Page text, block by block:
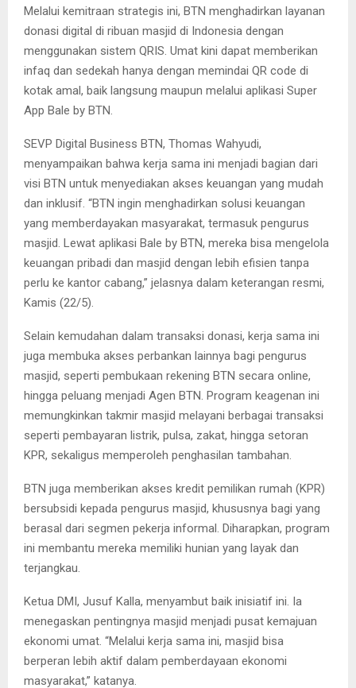
Melalui kemitraan strategis ini, BTN menghadirkan layanan
donasi digital di ribuan masjid di Indonesia dengan
menggunakan sistem QRIS. Umat kini dapat memberikan
infaq dan sedekah hanya dengan memindai QR code di
kotak amal, baik langsung maupun melalui aplikasi Super
App Bale by BTN.
SEVP Digital Business BTN, Thomas Wahyudi,
menyampaikan bahwa kerja sama ini menjadi bagian dari
visi BTN untuk menyediakan akses keuangan yang mudah
dan inklusif. “BTN ingin menghadirkan solusi keuangan
yang memberdayakan masyarakat, termasuk pengurus
masjid. Lewat aplikasi Bale by BTN, mereka bisa mengelola
keuangan pribadi dan masjid dengan lebih efisien tanpa
perlu ke kantor cabang,” jelasnya dalam keterangan resmi,
Kamis (22/5).
Selain kemudahan dalam transaksi donasi, kerja sama ini
juga membuka akses perbankan lainnya bagi pengurus
masjid, seperti pembukaan rekening BTN secara online,
hingga peluang menjadi Agen BTN. Program keagenan ini
memungkinkan takmir masjid melayani berbagai transaksi
seperti pembayaran listrik, pulsa, zakat, hingga setoran
KPR, sekaligus memperoleh penghasilan tambahan.
BTN juga memberikan akses kredit pemilikan rumah (KPR)
bersubsidi kepada pengurus masjid, khususnya bagi yang
berasal dari segmen pekerja informal. Diharapkan, program
ini membantu mereka memiliki hunian yang layak dan
terjangkau.
Ketua DMI, Jusuf Kalla, menyambut baik inisiatif ini. Ia
menegaskan pentingnya masjid menjadi pusat kemajuan
ekonomi umat. “Melalui kerja sama ini, masjid bisa
berperan lebih aktif dalam pemberdayaan ekonomi
masyarakat,” katanya.